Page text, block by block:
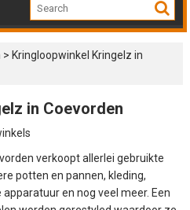
>Kringloopwinkel Kringelz in
in Coevorden
verkoopt allerlei gebruikte
potten en pannen, kleding,
en nog veel meer. Een